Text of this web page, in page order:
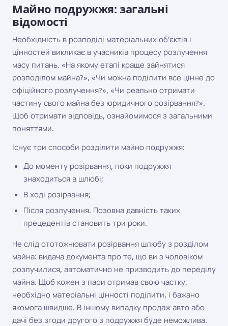
Майно подружжя: загальні
відомості
Необхідність в розподілі матеріальних об'єктів і
цінностей викликає в учасників процесу розлучення
масу питань. «На якому етапі краще зайнятися
розподілом майна?», «Чи можна поділити все цінне до
офіційного розлучення?», «Чи реально отримати
частину свого майна без юридичного розірвання?».
Щоб отримати відповідь, ознайомимося з загальними
поняттями.
Існує три способи розділити майно подружжя:
До моменту розірвання, поки подружжя
знаходиться в шлюбі;
В ході розірвання;
Після розлучення. Позовна давність таких
прецедентів становить три роки.
Не слід ототожнювати розірвання шлюбу з розділом
майна: видача документа про те, що ви з чоловіком
розлучилися, автоматично не призводить до переділу
майна. Щоб кожен з пари отримав свою частку,
необхідно матеріальні цінності поділити, і бажано
якомога швидше. В іншому випадку продаж авто або
дачі без згоди другого з подружжя буде неможлива.